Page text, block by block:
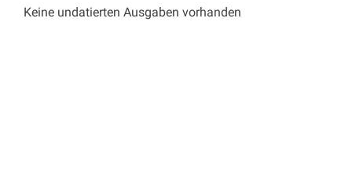
Keine undatierten Ausgaben vorhanden